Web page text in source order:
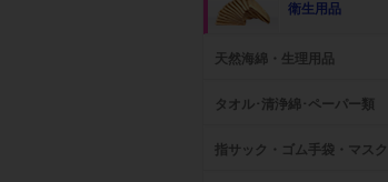
衛生用品
天然海綿・生理用品
タオル･清浄綿･ペーパー類
指サック・ゴム手袋・マスク